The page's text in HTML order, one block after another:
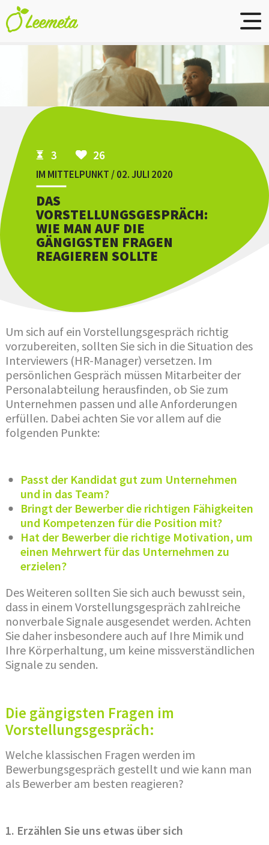
Skip to main content
3 26
IM MITTELPUNKT / 02. JULI 2020
DAS
VORSTELLUNGSGESPRÄCH:
WIE MAN AUF DIE
GÄNGIGSTEN FRAGEN
REAGIEREN SOLLTE
Um sich auf ein Vorstellungsgespräch richtig
vorzubereiten, sollten Sie sich in die Situation des
Interviewers (HR-Manager) versetzen. Im
persönlichen Gespräch müssen Mitarbeiter der
Personalabteilung herausfinden, ob Sie zum
Unternehmen passen und alle Anforderungen
erfüllen. Dabei achten Sie vor allem auf die
folgenden Punkte:
Passt der Kandidat gut zum Unternehmen
und in das Team?
Bringt der Bewerber die richtigen Fähigkeiten
und Kompetenzen für die Position mit?
Hat der Bewerber die richtige Motivation, um
einen Mehrwert für das Unternehmen zu
erzielen?
Des Weiteren sollten Sie sich auch bewusst sein,
dass in einem Vorstellungsgespräch zahlreiche
nonverbale Signale ausgesendet werden. Achten
Sie daher insbesondere auch auf Ihre Mimik und
Ihre Körperhaltung, um keine missverständlichen
Signale zu senden.
Die gängigsten Fragen im
Vorstellungsgespräch:
Welche klassischen Fragen werden im
Bewerbungsgespräch gestellt und wie kann man
als Bewerber am besten reagieren?
1. Erzählen Sie uns etwas über sich